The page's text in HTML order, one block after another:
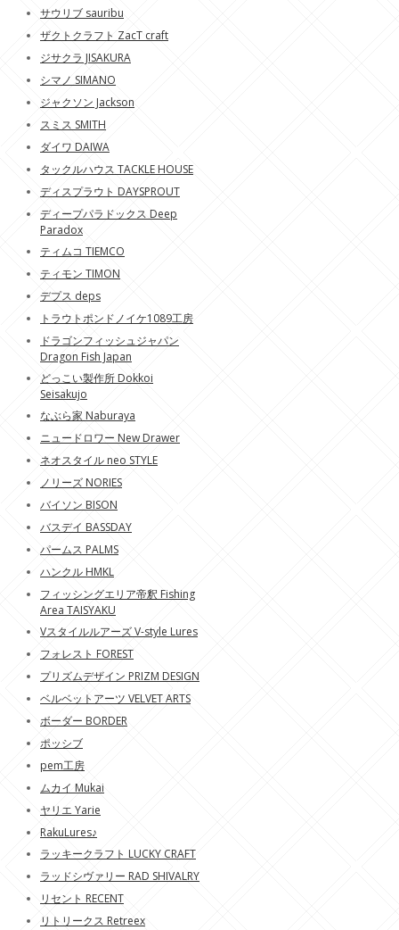
サウリブ sauribu
ザクトクラフト ZacT craft
ジサクラ JISAKURA
シマノ SIMANO
ジャクソン Jackson
スミス SMITH
ダイワ DAIWA
タックルハウス TACKLE HOUSE
ディスプラウト DAYSPROUT
ディープパラドックス Deep
Paradox
ティムコ TIEMCO
ティモン TIMON
デプス deps
トラウトポンドノイケ1089工房
ドラゴンフィッシュジャパン
Dragon Fish Japan
どっこい製作所 Dokkoi
Seisakujo
なぶら家 Naburaya
ニュードロワー New Drawer
ネオスタイル neo STYLE
ノリーズ NORIES
バイソン BISON
バスデイ BASSDAY
パームス PALMS
ハンクル HMKL
フィッシングエリア帝釈 Fishing
Area TAISYAKU
Vスタイルルアーズ V-style Lures
フォレスト FOREST
プリズムデザイン PRIZM DESIGN
ベルベットアーツ VELVET ARTS
ボーダー BORDER
ポッシブ
pem工房
ムカイ Mukai
ヤリエ Yarie
RakuLures♪
ラッキークラフト LUCKY CRAFT
ラッドシヴァリー RAD SHIVALRY
リセント RECENT
リトリークス Retreex